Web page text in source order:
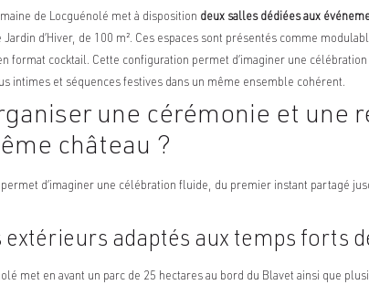
de Locguénolé met à disposition deux salles dédiées aux
Jardin d’Hiver, de 100 m². Ces espaces sont présentés comme
format cocktail. Cette configuration permet d’imaginer une
intimes et séquences festives dans un même ensemble cohérent.
une cérémonie et une
château ?
d’imaginer une célébration fluide, du premier instant partagé
extérieurs adaptés aux temps forts
met en avant un parc de 25 hectares au bord du Blavet ainsi que